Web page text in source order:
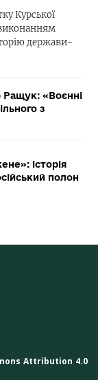
Курської
держави-
«Воєнні
з
історія
полон
Attribution 4.0